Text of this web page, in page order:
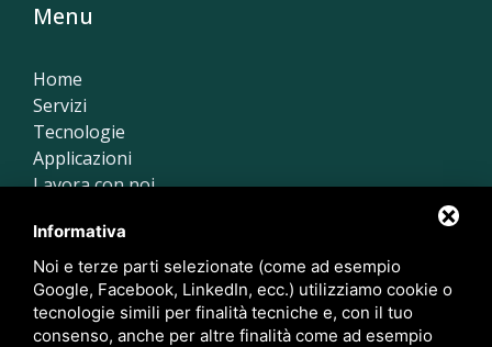
Menu
Home
Servizi
Tecnologie
Applicazioni
Lavora con noi
Contatti
Sitemap
Contattaci
Informativa
Noi e terze parti selezionate (come ad esempio
Google, Facebook, LinkedIn, ecc.) utilizziamo cookie o
tecnologie simili per finalità tecniche e, con il tuo
consenso, anche per altre finalità come ad esempio